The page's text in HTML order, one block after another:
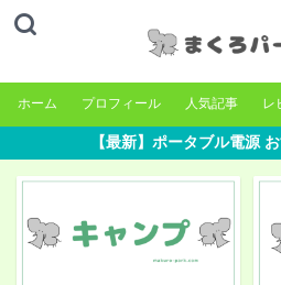
ホーム プロフィール 人気記事 レ
【最新】ポータブル電源